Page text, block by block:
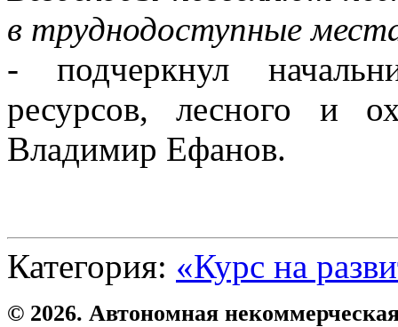
в труднодоступные
- подчеркнул
ресурсов, лесного и
Владимир Ефанов.
Категория: «Курс на
© 2026. Автономная